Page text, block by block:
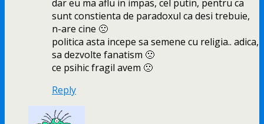
dar eu ma aflu in impas, cel putin, pentru ca
sunt constienta de paradoxul ca desi trebuie,
n-are cine 🙁
politica asta incepe sa semene cu religia.. adica,
sa dezvolte fanatism 🙁
ce psihic fragil avem 🙁
Reply